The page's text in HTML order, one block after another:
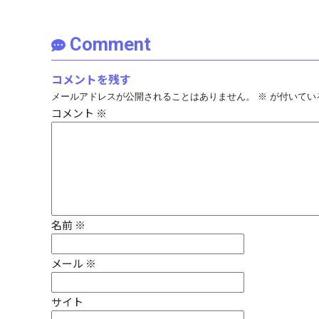
Comment
コメントを残す
メールアドレスが公開されることはありません。 ※ が付いてい
コメント ※
名前 ※
メール ※
サイト